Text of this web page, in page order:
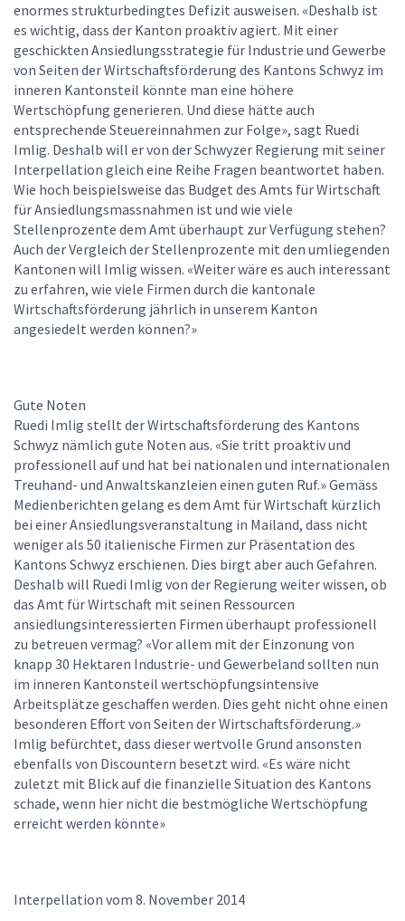
enormes strukturbedingtes Defizit ausweisen. «Deshalb ist
es wichtig, dass der Kanton proaktiv agiert. Mit einer
geschickten Ansiedlungsstrategie für Industrie und Gewerbe
von Seiten der Wirtschaftsförderung des Kantons Schwyz im
inneren Kantonsteil könnte man eine höhere
Wertschöpfung generieren. Und diese hätte auch
entsprechende Steuereinnahmen zur Folge», sagt Ruedi
Imlig. Deshalb will er von der Schwyzer Regierung mit seiner
Interpellation gleich eine Reihe Fragen beantwortet haben.
Wie hoch beispielsweise das Budget des Amts für Wirtschaft
für Ansiedlungsmassnahmen ist und wie viele
Stellenprozente dem Amt überhaupt zur Verfügung stehen?
Auch der Vergleich der Stellenprozente mit den umliegenden
Kantonen will Imlig wissen. «Weiter wäre es auch interessant
zu erfahren, wie viele Firmen durch die kantonale
Wirtschaftsförderung jährlich in unserem Kanton
angesiedelt werden können?»
Gute Noten
Ruedi Imlig stellt der Wirtschaftsförderung des Kantons
Schwyz nämlich gute Noten aus. «Sie tritt proaktiv und
professionell auf und hat bei nationalen und internationalen
Treuhand- und Anwaltskanzleien einen guten Ruf.» Gemäss
Medienberichten gelang es dem Amt für Wirtschaft kürzlich
bei einer Ansiedlungsveranstaltung in Mailand, dass nicht
weniger als 50 italienische Firmen zur Präsentation des
Kantons Schwyz erschienen. Dies birgt aber auch Gefahren.
Deshalb will Ruedi Imlig von der Regierung weiter wissen, ob
das Amt für Wirtschaft mit seinen Ressourcen
ansiedlungsinteressierten Firmen überhaupt professionell
zu betreuen vermag? «Vor allem mit der Einzonung von
knapp 30 Hektaren Industrie- und Gewerbeland sollten nun
im inneren Kantonsteil wertschöpfungsintensive
Arbeitsplätze geschaffen werden. Dies geht nicht ohne einen
besonderen Effort von Seiten der Wirtschaftsförderung.»
Imlig befürchtet, dass dieser wertvolle Grund ansonsten
ebenfalls von Discountern besetzt wird. «Es wäre nicht
zuletzt mit Blick auf die finanzielle Situation des Kantons
schade, wenn hier nicht die bestmögliche Wertschöpfung
erreicht werden könnte»
Interpellation vom 8. November 2014